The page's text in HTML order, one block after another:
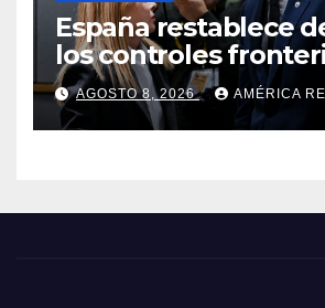
España restablece
los controles
Italia tras el rechazo
a retirar las
AGOSTO 8, 2026 AMÉRICA